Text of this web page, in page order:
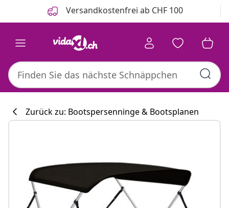
Versandkostenfrei ab CHF 100
Zurück zu: Bootspersenninge & Bootsplanen